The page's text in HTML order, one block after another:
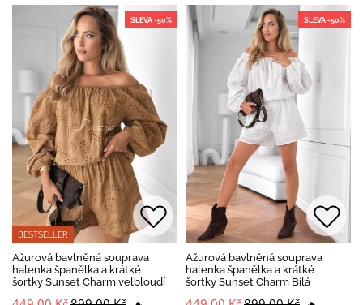
SLEVA -50%
BESTSELLER
Ažurová bavlněná souprava
halenka španělka a krátké
šortky Sunset Charm velbloudí
SLEVA -50%
Ažurová bavlněná souprava
halenka španělka a krátké
šortky Sunset Charm Bílá